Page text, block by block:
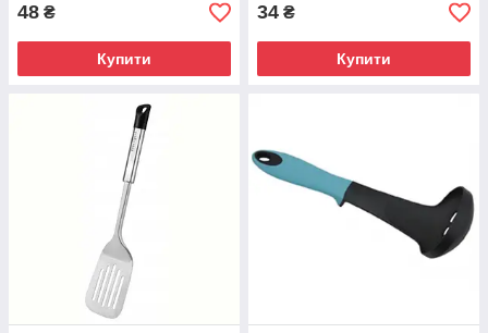
48 ₴
Купити
34 ₴
Купити